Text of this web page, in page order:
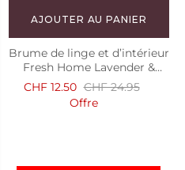
AJOUTER AU PANIER
Brume de linge et d’intérieur
Fresh Home Lavender &
Chamomile
CHF 12.50 CHF 24.95
Offre